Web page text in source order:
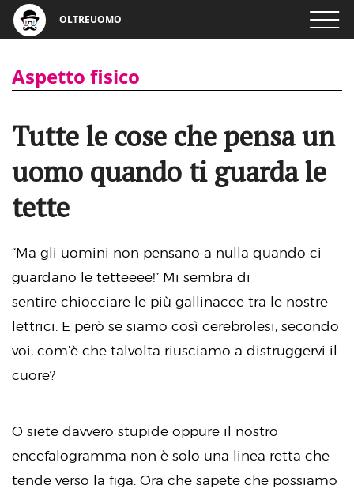
OLTREUOMO
Aspetto fisico
Tutte le cose che pensa un
uomo quando ti guarda le
tette
“Ma gli uomini non pensano a nulla quando ci
guardano le tetteeee!” Mi sembra di
sentire chiocciare le più gallinacee tra le nostre
lettrici. E però se siamo così cerebrolesi, secondo
voi, com’è che talvolta riusciamo a distruggervi il
cuore?
O siete davvero stupide oppure il nostro
encefalogramma non è solo una linea retta che
tende verso la figa. Ora che sapete che possiamo